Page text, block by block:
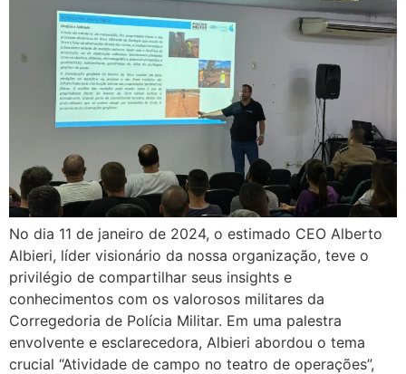
No dia 11 de janeiro de 2024, o estimado CEO Alberto
Albieri, líder visionário da nossa organização, teve o
privilégio de compartilhar seus insights e
conhecimentos com os valorosos militares da
Corregedoria de Polícia Militar. Em uma palestra
envolvente e esclarecedora, Albieri abordou o tema
crucial “Atividade de campo no teatro de operações”,